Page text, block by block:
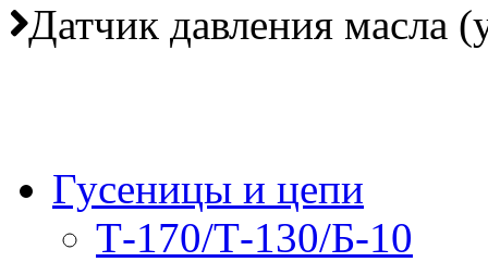
Датчик давления масла
Гусеницы и цепи
Т-170/Т-130/Б-10